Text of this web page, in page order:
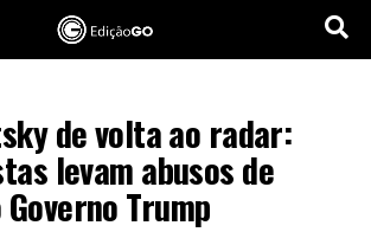
de volta ao radar:
levam abusos de
Trump